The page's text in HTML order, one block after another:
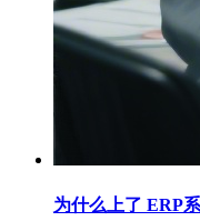
为什么上了 ERP